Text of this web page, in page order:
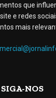
que
e redes
mais
SIGA-NOS